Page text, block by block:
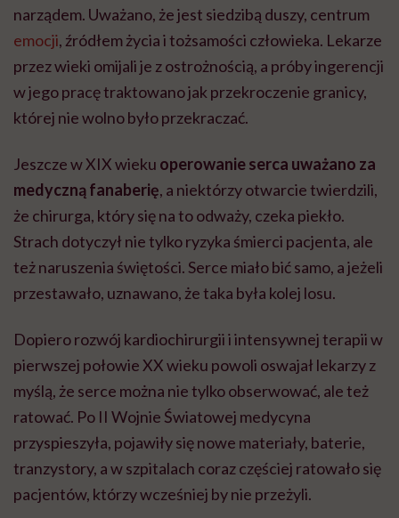
narządem. Uważano, że jest siedzibą duszy, centrum
emocji, źródłem życia i tożsamości człowieka. Lekarze
przez wieki omijali je z ostrożnością, a próby ingerencji
w jego pracę traktowano jak przekroczenie granicy,
której nie wolno było przekraczać.
Jeszcze w XIX wieku operowanie serca uważano za
medyczną fanaberię, a niektórzy otwarcie twierdzili,
że chirurga, który się na to odważy, czeka piekło.
Strach dotyczył nie tylko ryzyka śmierci pacjenta, ale
też naruszenia świętości. Serce miało bić samo, a jeżeli
przestawało, uznawano, że taka była kolej losu.
Dopiero rozwój kardiochirurgii i intensywnej terapii w
pierwszej połowie XX wieku powoli oswajał lekarzy z
myślą, że serce można nie tylko obserwować, ale też
ratować. Po II Wojnie Światowej medycyna
przyspieszyła, pojawiły się nowe materiały, baterie,
tranzystory, a w szpitalach coraz częściej ratowało się
pacjentów, którzy wcześniej by nie przeżyli.